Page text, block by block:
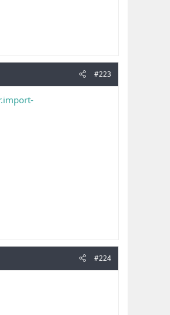
#223
#224